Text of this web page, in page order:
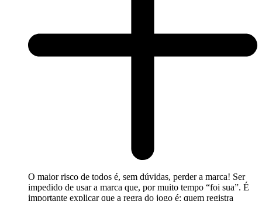
O maior risco de todos é, sem dúvidas, perder a marca! Ser
impedido de usar a marca que, por muito tempo “foi sua”. É
importante explicar que a regra do jogo é: quem registra